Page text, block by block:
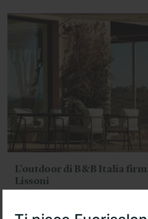
L’outdoor di B&B Italia
Lissoni